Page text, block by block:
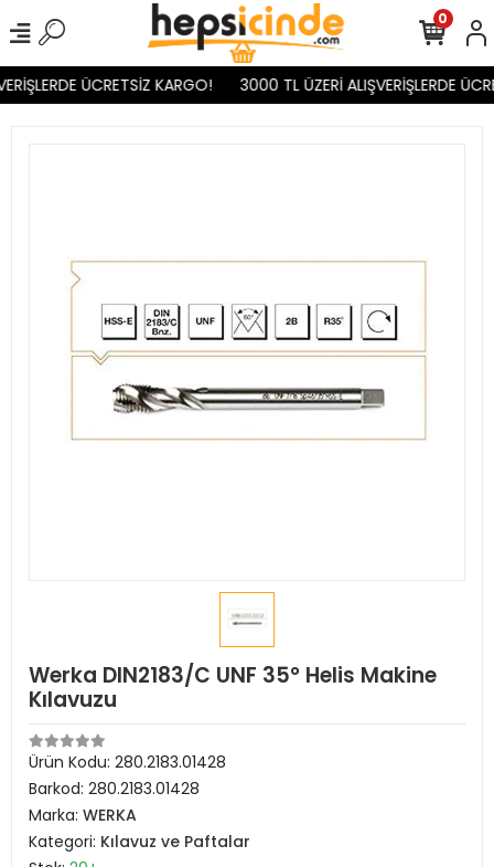
ÜCRETSİZ KARGO! 3000 TL ÜZERİ ALIŞVERİŞLERDE
0
Werka DIN2183/C UNF 35° Helis Makine
Kılavuzu
Ürün Kodu: 280.2183.01428
Barkod: 280.2183.01428
Marka: WERKA
Kategori: Kılavuz ve Paftalar